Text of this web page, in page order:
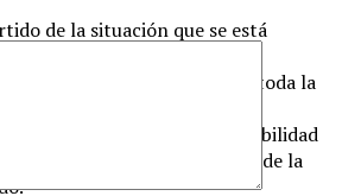
de la situación que se está
fondos de inversión. “Por toda la
y eso pone en peligro la estabilidad
futuro de la comarca y de la